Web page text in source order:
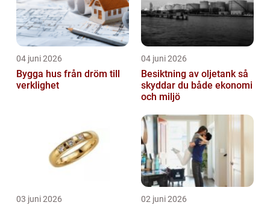
04 juni 2026
Bygga hus från dröm till
verklighet
04 juni 2026
Besiktning av oljetank så
skyddar du både ekonomi
och miljö
03 juni 2026 02 juni 2026